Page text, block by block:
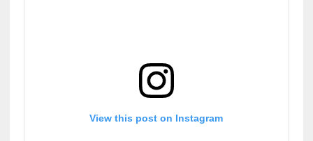
View this post on Instagram